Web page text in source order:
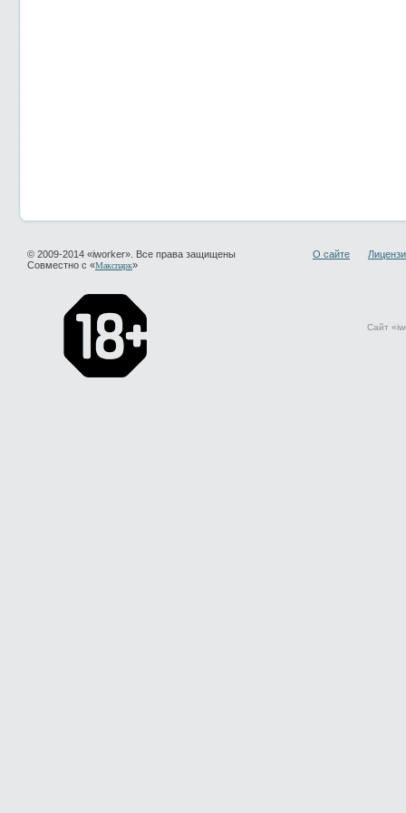
© 2009-2014 «iworker». Все права защищены
Совместно с «Макспарк»
О сайте
Сайт